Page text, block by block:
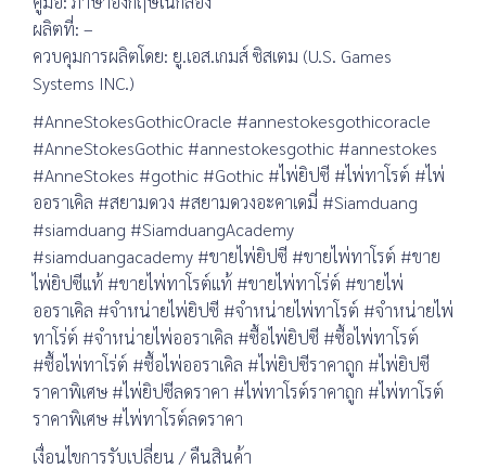
ผลิตที่: –
ควบคุมการผลิตโดย: ยู.เอส.เกมส์ ซิสเตม (U.S. Games
Systems INC.)
#AnneStokesGothicOracle #annestokesgothicoracle
#AnneStokesGothic #annestokesgothic #annestokes
#AnneStokes #gothic #Gothic #ไพ่ยิปซี #ไพ่ทาโรต์ #ไพ่
ออราเคิล #สยามดวง #สยามดวงอะคาเดมี่ #Siamduang
#siamduang #SiamduangAcademy
#siamduangacademy #ขายไพ่ยิปซี #ขายไพ่ทาโรต์ #ขาย
ไพ่ยิปซีแท้ #ขายไพ่ทาโรต์แท้ #ขายไพ่ทาโร่ต์ #ขายไพ่
ออราเคิล #จำหน่ายไพ่ยิปซี #จำหน่ายไพ่ทาโรต์ #จำหน่ายไพ่
ทาโร่ต์ #จำหน่ายไพ่ออราเคิล #ซื้อไพ่ยิปซี #ซื้อไพ่ทาโรต์
#ซื้อไพ่ทาโร่ต์ #ซื้อไพ่ออราเคิล #ไพ่ยิปซีราคาถูก #ไพ่ยิปซี
ราคาพิเศษ #ไพ่ยิปซีลดราคา #ไพ่ทาโรต์ราคาถูก #ไพ่ทาโรต์
ราคาพิเศษ #ไพ่ทาโรต์ลดราคา
เงื่อนไขการรับเปลี่ยน / คืนสินค้า